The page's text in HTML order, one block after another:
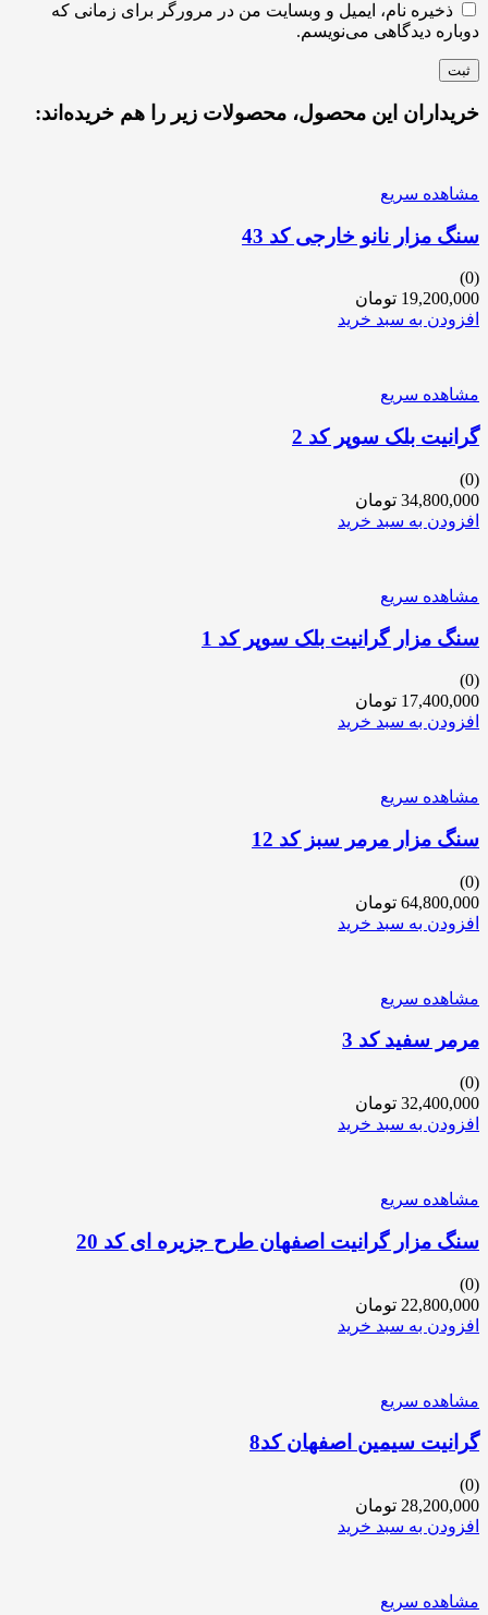
ذخیره نام، ایمیل و وبسایت من در مرورگر برای زمانی که
دوباره دیدگاهی می‌نویسم.
خریداران این محصول، محصولات زیر را هم خریده‌اند:
مشاهده سریع
سنگ مزار نانو خارجی کد 43
(0)
19,200,000 تومان
افزودن به سبد خرید
مشاهده سریع
گرانیت بلک سوپر کد 2
(0)
34,800,000 تومان
افزودن به سبد خرید
مشاهده سریع
سنگ مزار گرانیت بلک سوپر کد 1
(0)
17,400,000 تومان
افزودن به سبد خرید
مشاهده سریع
سنگ مزار مرمر سبز کد 12
(0)
64,800,000 تومان
افزودن به سبد خرید
مشاهده سریع
مرمر سفید کد 3
(0)
32,400,000 تومان
افزودن به سبد خرید
مشاهده سریع
سنگ مزار گرانیت اصفهان طرح جزیره ای کد 20
(0)
22,800,000 تومان
افزودن به سبد خرید
مشاهده سریع
گرانیت سیمین اصفهان کد8
(0)
28,200,000 تومان
افزودن به سبد خرید
مشاهده سریع